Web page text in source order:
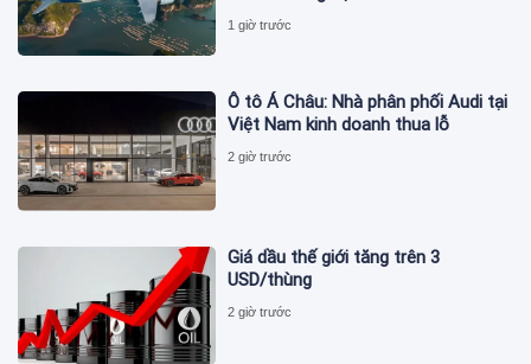
1 giờ trước
Ô tô Á Châu: Nhà phân phối Audi tại
Việt Nam kinh doanh thua lỗ
2 giờ trước
Giá dầu thế giới tăng trên 3
USD/thùng
2 giờ trước